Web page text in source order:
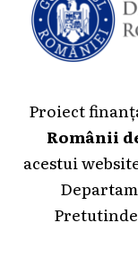
Proiect
Românii
acestui